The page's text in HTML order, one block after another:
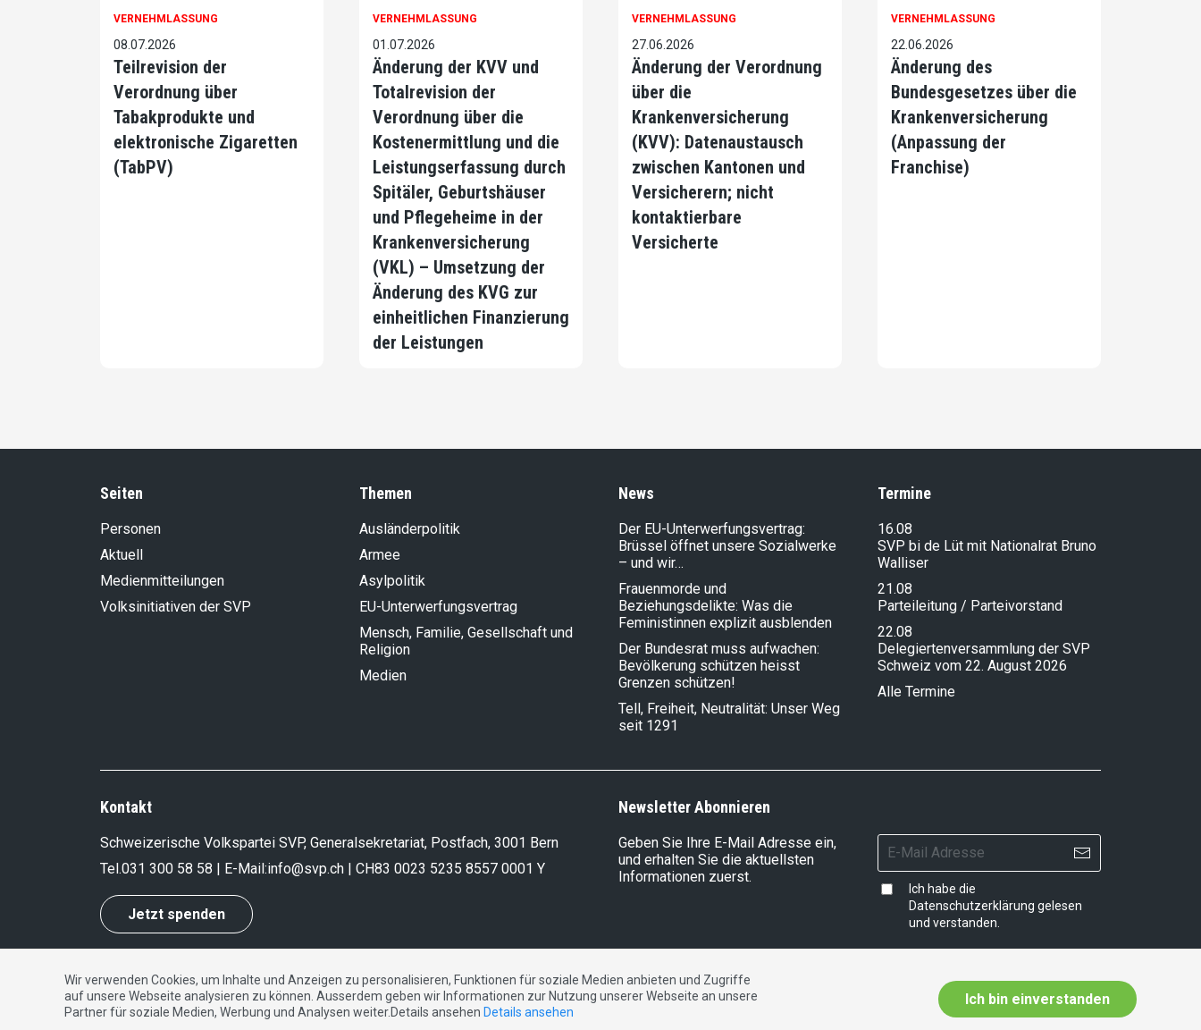
VERNEHMLASSUNG
08.07.2026
Teilrevision der
Verordnung über
Tabakprodukte und
elektronische Zigaretten
(TabPV)
VERNEHMLASSUNG
01.07.2026
Änderung der KVV und
Totalrevision der
Verordnung über die
Kostenermittlung und die
Leistungserfassung durch
Spitäler, Geburtshäuser
und Pflegeheime in der
Krankenversicherung
(VKL) – Umsetzung der
Änderung des KVG zur
einheitlichen Finanzierung
der Leistungen
VERNEHMLASSUNG
27.06.2026
Änderung der Verordnung
über die
Krankenversicherung
(KVV): Datenaustausch
zwischen Kantonen und
Versicherern; nicht
kontaktierbare
Versicherte
VERNEHMLASSUNG
22.06.2026
Änderung des
Bundesgesetzes über die
Krankenversicherung
(Anpassung der
Franchise)
Seiten
Personen
Aktuell
Medienmitteilungen
Volksinitiativen der SVP
Themen
Ausländer­politik
Armee
Asylpolitik
EU-Unterwerfungsvertrag
Mensch, Familie, Gesellschaft und
Religion
Medien
News
Der EU-Unterwerfungsvertrag:
Brüssel öffnet unsere Sozialwerke
– und wir…
Frauenmorde und
Beziehungsdelikte: Was die
Feministinnen explizit ausblenden
Der Bundesrat muss aufwachen:
Bevölkerung schützen heisst
Grenzen schützen!
Tell, Freiheit, Neutralität: Unser Weg
seit 1291
Termine
16.08
SVP bi de Lüt mit Nationalrat Bruno
Walliser
21.08
Parteileitung / Parteivorstand
22.08
Delegiertenversammlung der SVP
Schweiz vom 22. August 2026
Alle Termine
Kontakt
Schweizerische Volkspartei SVP, Generalsekretariat, Postfach, 3001 Bern
Tel.031 300 58 58 | E-Mail:info@svp.ch | CH83 0023 5235 8557 0001 Y
Jetzt spenden
Newsletter Abonnieren
Geben Sie Ihre E-Mail Adresse ein,
und erhalten Sie die aktuellsten
Informationen zuerst.
Ich habe die
Datenschutzerklärung gelesen
und verstanden.
Impressum| Datenschutzerklärung|Kontakt DE FR IT
Wir verwenden Cookies, um Inhalte und Anzeigen zu personalisieren, Funktionen für soziale Medien anbieten und Zugriffe
auf unsere Webseite analysieren zu können. Ausserdem geben wir Informationen zur Nutzung unserer Webseite an unsere
Partner für soziale Medien, Werbung und Analysen weiter.Details ansehen Details ansehen
Ich bin einverstanden